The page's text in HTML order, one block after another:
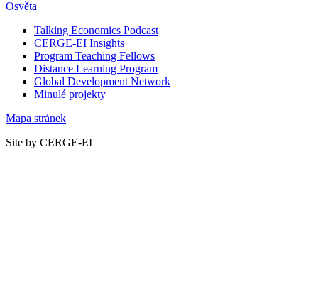
Osvěta
Talking Economics Podcast
CERGE-EI Insights
Program Teaching Fellows
Distance Learning Program
Global Development Network
Minulé projekty
Mapa stránek
Site by CERGE-EI